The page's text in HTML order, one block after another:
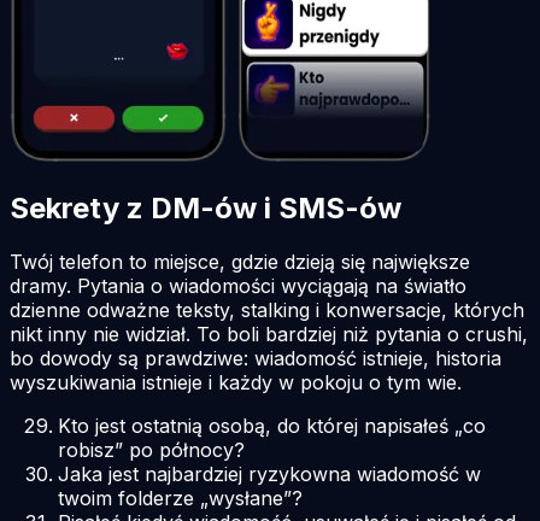
Sekrety z DM-ów i SMS-ów
Twój telefon to miejsce, gdzie dzieją się największe
dramy. Pytania o wiadomości wyciągają na światło
dzienne odważne teksty, stalking i konwersacje, których
nikt inny nie widział. To boli bardziej niż pytania o crushi,
bo dowody są prawdziwe: wiadomość istnieje, historia
wyszukiwania istnieje i każdy w pokoju o tym wie.
Kto jest ostatnią osobą, do której napisałeś „co
robisz” po północy?
Jaka jest najbardziej ryzykowna wiadomość w
twoim folderze „wysłane”?